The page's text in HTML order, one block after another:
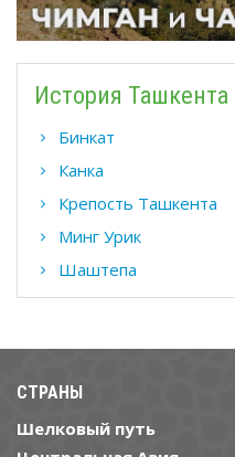
История Ташкента
Бинкат
Канка
Крепость Ташкента
Минг Урик
Шаштепа
СТРАНЫ
Шелковый путь